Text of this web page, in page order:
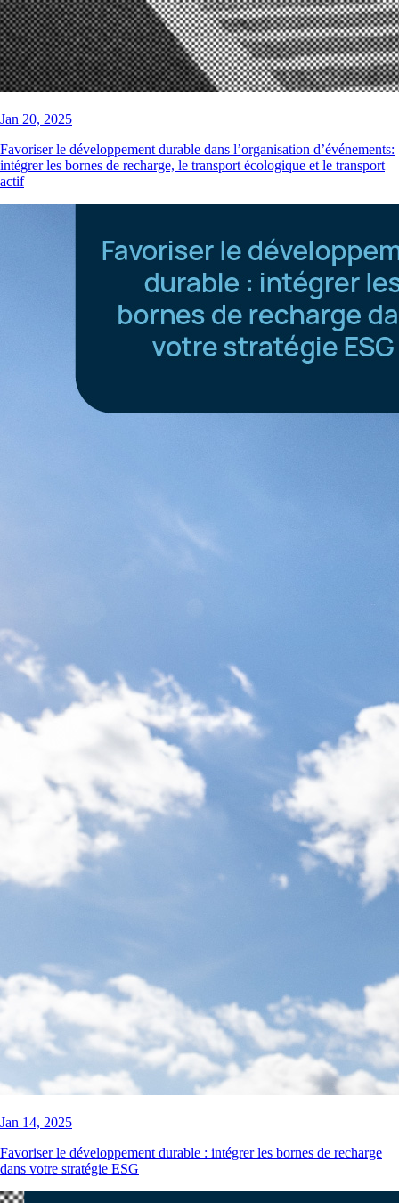
Jan 20, 2025
Favoriser le développement durable dans l’organisation d’événements:
intégrer les bornes de recharge, le transport écologique et le transport
actif
Jan 14, 2025
Favoriser le développement durable : intégrer les bornes de recharge
dans votre stratégie ESG